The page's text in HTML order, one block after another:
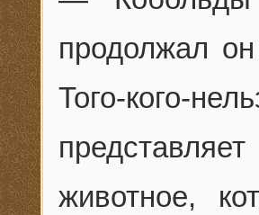
продолжал
Того-кого-
животное,